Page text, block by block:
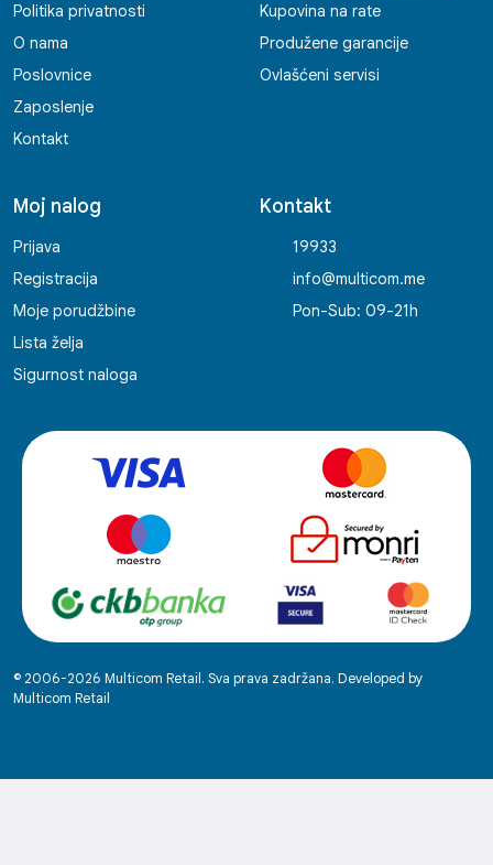
Politika privatnosti
O nama
Poslovnice
Zaposlenje
Kontakt
Kupovina na rate
Produžene garancije
Ovlašćeni servisi
Moj nalog
Prijava
Registracija
Moje porudžbine
Lista želja
Sigurnost naloga
Kontakt
19933
info@multicom.me
Pon-Sub: 09-21h
© 2006-2026 Multicom Retail. Sva prava zadržana. Developed by
Multicom Retail